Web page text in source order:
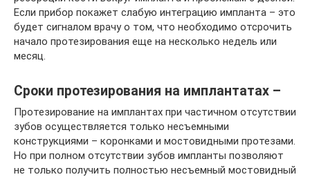
Если прибор покажет слабую интеграцию импланта – это
будет сигналом врачу о том, что необходимо отсрочить
начало протезирования еще на несколько недель или
месяц.
Сроки протезирования на имплантатах –
Протезирование на имплантах при частичном отсутствии
зубов осуществляется только несъемными
конструкциями – коронками и мостовидными протезами.
Но при полном отсутствии зубов импланты позволяют
не только получить полностью несъемный мостовидный